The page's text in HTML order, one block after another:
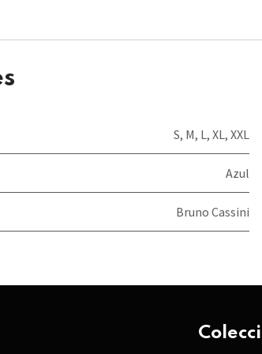
S, M, L, XL, XXL
Azul
Bruno Cassini